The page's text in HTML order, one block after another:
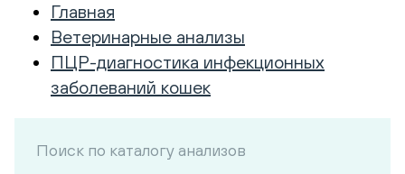
Главная
Ветеринарные анализы
ПЦР-диагностика инфекционных
заболеваний кошек